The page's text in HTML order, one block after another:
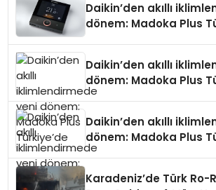
Daikin’den akıllı
dönem: Madoka Plus
Daikin’den akıllı
dönem: Madoka Plus
Daikin’den akıllı
dönem: Madoka Plus
Karadeniz’de Türk Ro-